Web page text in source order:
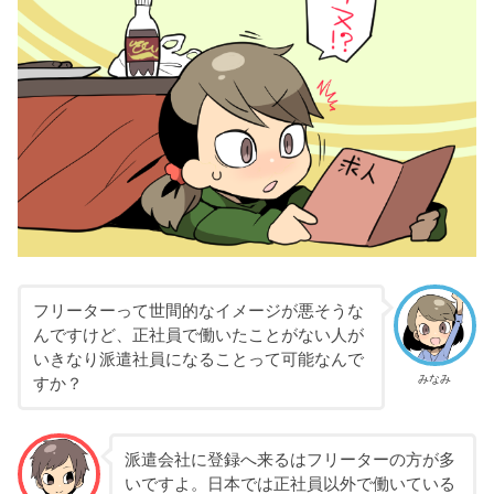
みなみ
フリーターって世間的なイメージが悪そうな
んですけど、正社員で働いたことがない人が
いきなり派遣社員になることって可能なんで
すか？
派遣会社に登録へ来るはフリーターの方が多
いですよ。日本では正社員以外で働いている